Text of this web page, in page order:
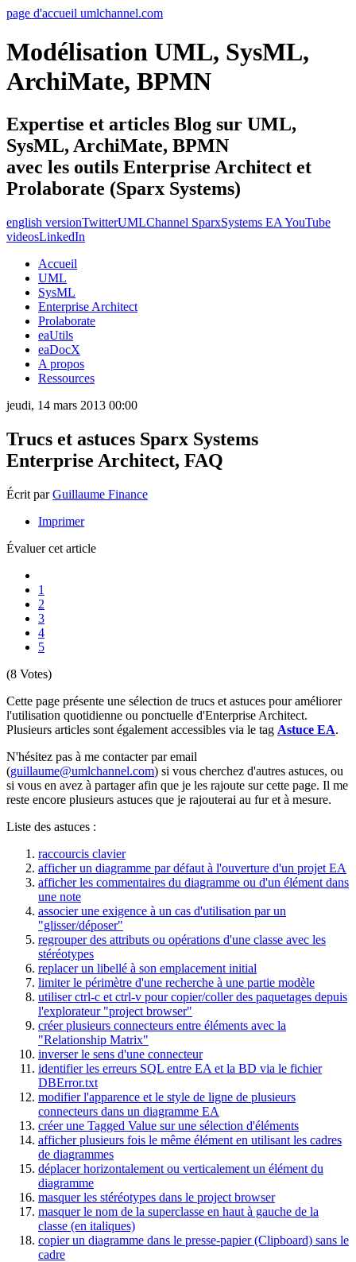
page d'accueil umlchannel.com
Modélisation UML, SysML,
ArchiMate, BPMN
Expertise et articles Blog sur UML,
SysML, ArchiMate, BPMN
avec les outils Enterprise Architect et
Prolaborate (Sparx Systems)
english versionTwitterUMLChannel SparxSystems EA YouTube
videosLinkedIn
Accueil
UML
SysML
Enterprise Architect
Prolaborate
eaUtils
eaDocX
A propos
Ressources
jeudi, 14 mars 2013 00:00
Trucs et astuces Sparx Systems
Enterprise Architect, FAQ
Écrit parGuillaume Finance
Imprimer
Évaluer cet article
1
2
3
4
5
(8 Votes)
Cette page présente une sélection de trucs et astuces pour améliorer
l'utilisation quotidienne ou ponctuelle d'Enterprise Architect.
Plusieurs articles sont également accessibles via le tag Astuce EA.
N'hésitez pas à me contacter par email
(guillaume@umlchannel.com) si vous cherchez d'autres astuces, ou
si vous en avez à partager afin que je les rajoute sur cette page. Il me
reste encore plusieurs astuces que je rajouterai au fur et à mesure.
Liste des astuces :
raccourcis clavier
afficher un diagramme par défaut à l'ouverture d'un projet EA
afficher les commentaires du diagramme ou d'un élément dans
une note
associer une exigence à un cas d'utilisation par un
"glisser/déposer"
regrouper des attributs ou opérations d'une classe avec les
stéréotypes
replacer un libellé à son emplacement initial
limiter le périmètre d'une recherche à une partie modèle
utiliser ctrl-c et ctrl-v pour copier/coller des paquetages depuis
l'explorateur "project browser"
créer plusieurs connecteurs entre éléments avec la
"Relationship Matrix"
inverser le sens d'une connecteur
identifier les erreurs SQL entre EA et la BD via le fichier
DBError.txt
modifier l'apparence et le style de ligne de plusieurs
connecteurs dans un diagramme EA
créer une Tagged Value sur une sélection d'éléments
afficher plusieurs fois le même élément en utilisant les cadres
de diagrammes
déplacer horizontalement ou verticalement un élément du
diagramme
masquer les stéréotypes dans le project browser
masquer le nom de la superclasse en haut à gauche de la
classe (en italiques)
copier un diagramme dans le presse-papier (Clipboard) sans le
cadre